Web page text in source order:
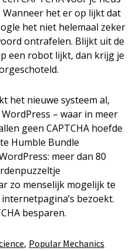
het er op lijkt dat
het niet helemaal zeker
ontrafelen. Blijkt uit de
een robot lijkt, dan krijg je
het nieuwe systeem al,
– waar in meer
geen CAPTCHA hoefde
Humble Bundle
meer dan 80
zo menselijk mogelijk te
bezoekt.
besparen.
, Popular Mechanics